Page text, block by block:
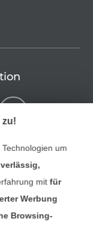
zu!
um
mitfür
Werbung
Browsing-